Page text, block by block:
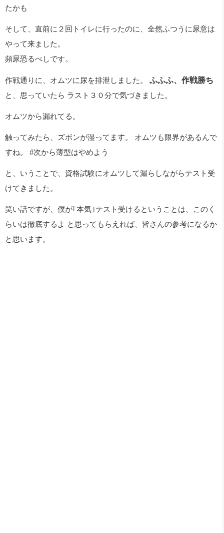
たかも
そして、直前に２回トイレに行ったのに、全然ふつうに尿意は
やって来ました。
頻尿恐るべしです。
作戦通りに、オムツに尿を排泄しました。 ふふふ、作戦勝ち
と、思っていたら ラスト３０分で気づきました。
オムツから漏れてる。
触ってみたら、ズボンが湿ってます。 オムツも限界があるんで
すね。 #次から薄型はやめよう
と、いうことで、資格試験にオムツして漏らしながらテスト受
けてきました。
笑い話ですが、僕が｢本気｣テスト受けるということは、このく
らいは徹底するよ と思ってもらえれば、皆さんの参考になるか
と思います。